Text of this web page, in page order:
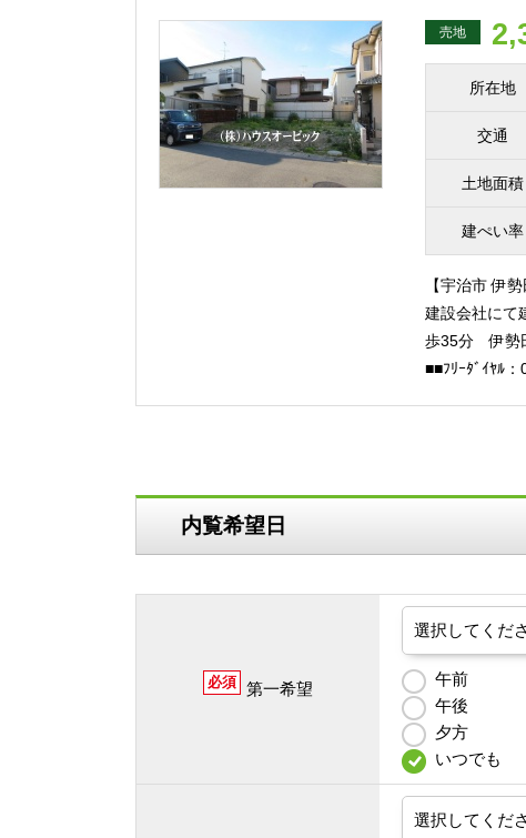
売地
所在地
交通
土地面積
建ぺい率
【宇治市 伊
建設会社にて
歩35分 伊勢
■■ﾌﾘｰﾀﾞｲﾔﾙ
内覧希望日
必須 第一希望
午前
午後
夕方
いつでも